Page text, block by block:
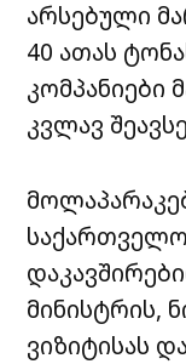
არსებული
40 ათას
კომპანიები
კვლავ
მინისტრის,
ვიზიტისას